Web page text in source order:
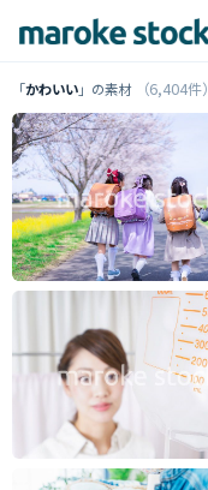
「かわいい」の素材 （6,404件）